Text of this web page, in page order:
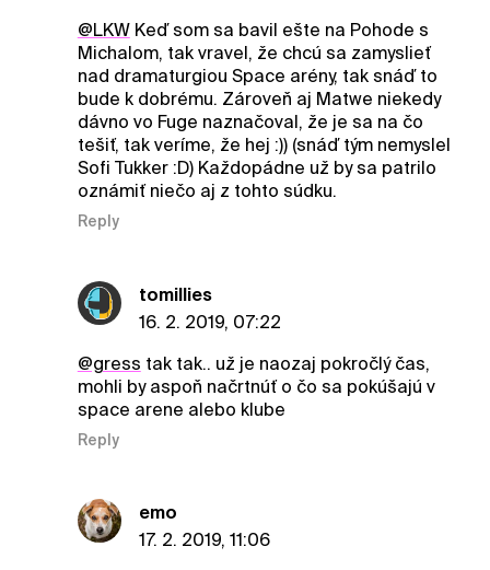
@LKWKeď som sa bavil ešte na Pohode s
Michalom, tak vravel, že chcú sa zamyslieť
nad dramaturgiou Space arény, tak snáď to
bude k dobrému. Zároveň aj Matwe niekedy
dávno vo Fuge naznačoval, že je sa na čo
tešiť, tak veríme, že hej :)) (snáď tým nemyslel
Sofi Tukker :D) Každopádne už by sa patrilo
oznámiť niečo aj z tohto súdku.
Reply
tomillies
16. 2. 2019, 07:22
@gress tak tak.. už je naozaj pokročlý čas,
mohli by aspoň načrtnúť o čo sa pokúšajú v
space arene alebo klube
Reply
emo
17. 2. 2019, 11:06